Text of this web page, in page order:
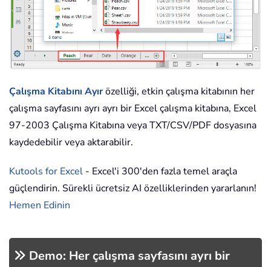
Çalışma Kitabını Ayırözelliği, etkin çalışma kitabının her
çalışma sayfasını ayrı ayrı bir Excel çalışma kitabına, Excel
97-2003 Çalışma Kitabına veya TXT/CSV/PDF dosyasına
kaydedebilir veya aktarabilir.
Kutools for Excel - Excel'i 300'den fazla temel araçla
güçlendirin. Sürekli ücretsiz AI özelliklerinden yararlanın!
Hemen Edinin
Demo: Her çalışma sayfasını ayrı bir